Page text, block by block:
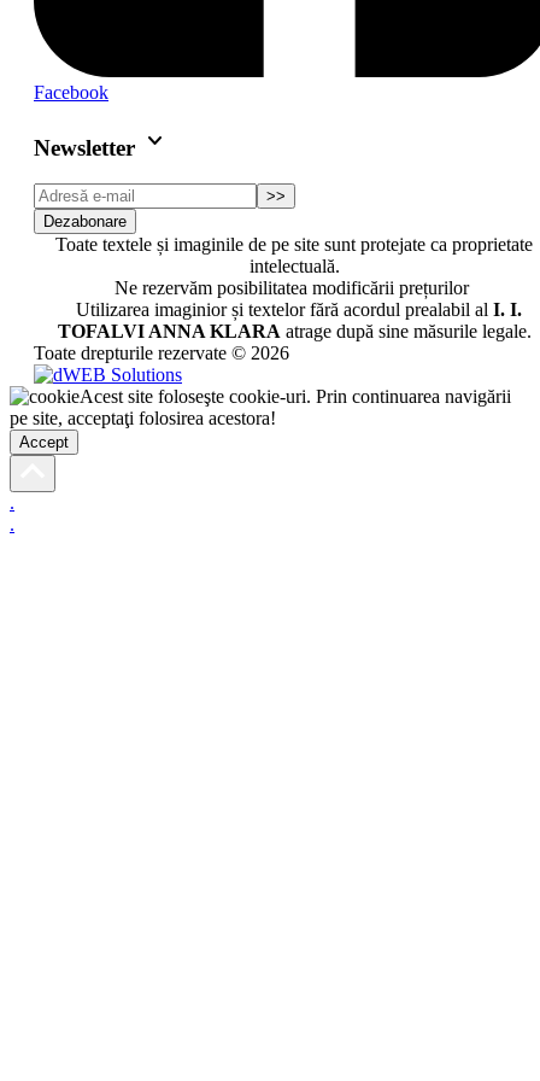
Facebook
Newsletter keyboard_arrow_down
>>
Dezabonare
Toate textele și imaginile de pe site sunt protejate ca proprietate
intelectuală.
Ne rezervăm posibilitatea modificării prețurilor
Utilizarea imaginior și textelor fără acordul prealabil al I. I.
TOFALVI ANNA KLARA atrage după sine măsurile legale.
Toate drepturile rezervate © 2026
Acest site foloseşte cookie-uri. Prin continuarea navigării
pe site, acceptaţi folosirea acestora!
Accept
.
.